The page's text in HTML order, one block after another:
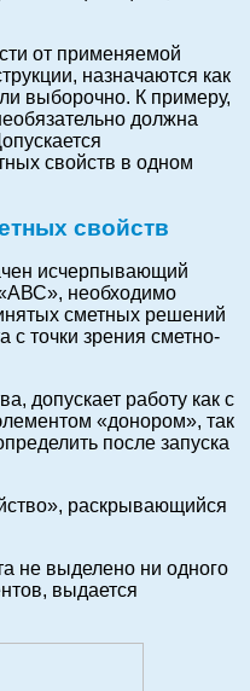
от применяемой
назначаются как
выборочно. К примеру,
должна
свойств в одном
свойств
исчерпывающий
необходимо
сметных решений
точки зрения сметно-
допускает работу как с
«донором», так
после запуска
раскрывающийся
не выделено ни одного
выдается